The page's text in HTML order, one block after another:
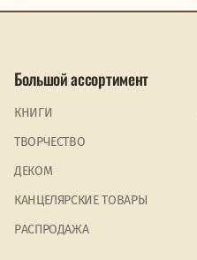
Большой ассортимент
КНИГИ
ТВОРЧЕСТВО
ДЕКОМ
КАНЦЕЛЯРСКИЕ ТОВАРЫ
PАСПРОДАЖА